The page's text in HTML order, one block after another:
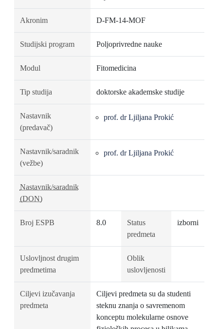
Akronim D-FM-14-MOF
Studijski program Poljoprivredne nauke
Modul Fitomedicina
Tip studija doktorske akademske studije
Nastavnik
(predavač)
prof. dr Ljiljana Prokić
Nastavnik/saradnik
(vežbe)
prof. dr Ljiljana Prokić
Nastavnik/saradnik
(DON)
Broj ESPB 8.0
Status
predmeta
izborni
Uslovljnost drugim
predmetima
Oblik
uslovljenosti
Ciljevi izučavanja
predmeta
Ciljevi predmeta su da studenti
steknu znanja o savremenom
konceptu molekularne osnove